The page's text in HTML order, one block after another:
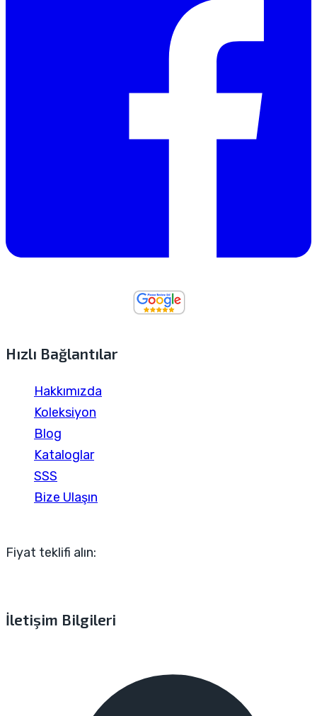
Hızlı Bağlantılar
Hakkımızda
Koleksiyon
Blog
Kataloglar
SSS
Bize Ulaşın
Fiyat teklifi alın:
İletişim Bilgileri